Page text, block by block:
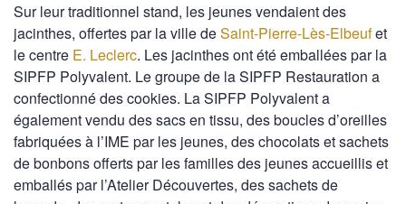
Sur leur traditionnel stand, les jeunes vendaient des
jacinthes, offertes par la ville deSaint-Pierre-Lès-Elbeufet
le centre E. Leclerc. Les jacinthes ont été emballées par la
SIPFP Polyvalent. Le groupe de la SIPFP Restauration a
confectionné des cookies. La SIPFP Polyvalent a
également vendu des sacs en tissu, des boucles d’oreilles
fabriquées à l’IME par les jeunes, des chocolats et sachets
de bonbons offerts par les familles des jeunes accueillis et
emballés par l’Atelier Découvertes, des sachets de